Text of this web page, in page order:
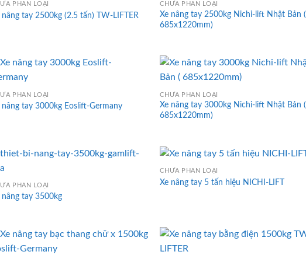
PHÂN LOẠI
nâng tay 2500kg (2.5 tấn) TW-LIFTER
CHƯA PHÂN LOẠI
Xe nâng tay 2500kg Nichi-lift Nhật Bản (
685x1220mm)
PHÂN LOẠI
nâng tay 3000kg Eoslift-Germany
CHƯA PHÂN LOẠI
Xe nâng tay 3000kg Nichi-lift Nhật Bản (
685x1220mm)
PHÂN LOẠI
nâng tay 3500kg
CHƯA PHÂN LOẠI
Xe nâng tay 5 tấn hiệu NICHI-LIFT